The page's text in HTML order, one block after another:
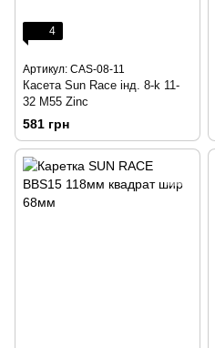
4
Артикул: CAS-08-11
Касета Sun Race інд. 8-k 11-
32 M55 Zinc
581 грн